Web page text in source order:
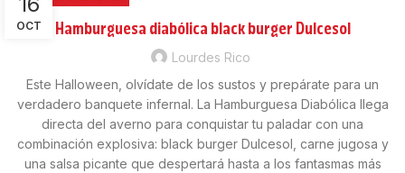
OCT Hamburguesa diabólica black burger Dulcesol
Lourdes Rico
Este Halloween, olvídate de los sustos y prepárate para un
verdadero banquete infernal. La Hamburguesa Diabólica llega
directa del averno para conquistar tu paladar con una
combinación explosiva: black burger Dulcesol, carne jugosa y
una salsa picante que despertará hasta a los fantasmas más